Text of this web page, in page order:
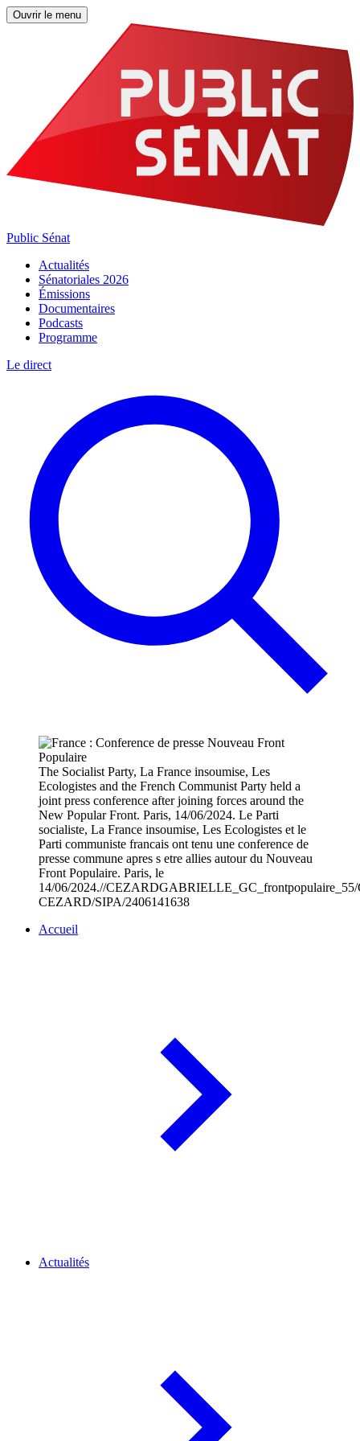
Ouvrir le menu
Public Sénat
Actualités
Sénatoriales 2026
Émissions
Documentaires
Podcasts
Programme
Le direct
The Socialist Party, La France insoumise, Les
Ecologistes and the French Communist Party held a
joint press conference after joining forces around the
New Popular Front. Paris, 14/06/2024. Le Parti
socialiste, La France insoumise, Les Ecologistes et le
Parti communiste francais ont tenu une conference de
presse commune apres s etre allies autour du Nouveau
Front Populaire. Paris, le
14/06/2024.//CEZARDGABRIELLE_GC_frontpopulaire_55/
CEZARD/SIPA/2406141638
Accueil
Actualités